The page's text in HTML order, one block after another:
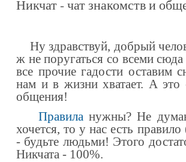
Никчат - чат знакомств и
Ну здравствуй, добрый
ж не поругаться со всеми
все прочие гадости оставим
нам и в жизни хватает. А
общения!
Правила нужны? Не
хочется, то у нас есть
- будьте людьми! Этого
Никчата - 100%.